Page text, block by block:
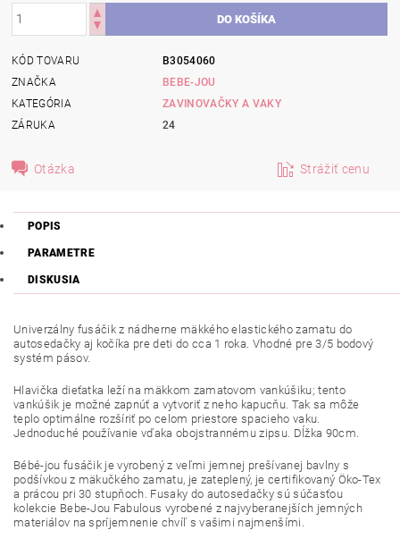
KÓD TOVARU
B3054060
ZNAČKA
BEBE-JOU
KATEGÓRIA
ZAVINOVAČKY A VAKY
ZÁRUKA
24
Otázka Strážiť cenu
POPIS
PARAMETRE
DISKUSIA
Univerzálny fusáčik z nádherne mäkkého elastického zamatu do
autosedačky aj kočíka pre deti do cca 1 roka. Vhodné pre 3/5 bodový
systém pásov.
Hlavička dieťatka leží na mäkkom zamatovom vankúšiku; tento
vankúšik je možné zapnúť a vytvoriť z neho kapucňu. Tak sa môže
teplo optimálne rozšíriť po celom priestore spacieho vaku.
Jednoduché používanie vďaka obojstrannému zipsu. Dĺžka 90cm.
Bébé-jou fusáčik je vyrobený z veľmi jemnej prešívanej bavlny s
podšívkou z mäkučkého zamatu, je zateplený, je certifikovaný Öko-Tex
a prácou pri 30 stupňoch. Fusaky do autosedačky sú súčasťou
kolekcie Bebe-Jou Fabulous vyrobené z najvyberanejších jemných
materiálov na spríjemnenie chvíľ s vašimi najmenšími.